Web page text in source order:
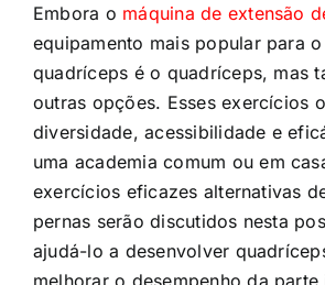
Embora o máquina de extensão
equipamento mais popular para
quadríceps é o quadríceps, mas
outras opções. Esses exercícios
diversidade, acessibilidade e
uma academia comum ou em
exercícios eficazes alternativas
pernas serão discutidos nesta
ajudá-lo a desenvolver